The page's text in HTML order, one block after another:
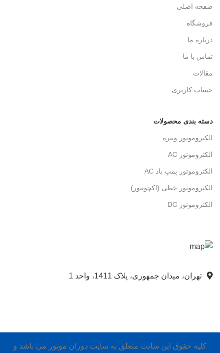
صفحه اصلی
فروشگاه
درباره ما
تماس با ما
مقالات
حساب کاربری
دسته بندی محصولات
الکتروموتور ویبره
الکتروموتور AC
الکتروموتور پمپ باد AC
الکتروموتور خطی (اکچویتور)
الکتروموتور DC
تهران، میدان جمهوری، پلاک 1411، واحد 1
کلیه حقوق این سایت متعلق به سایت دوران موتور می باشد و